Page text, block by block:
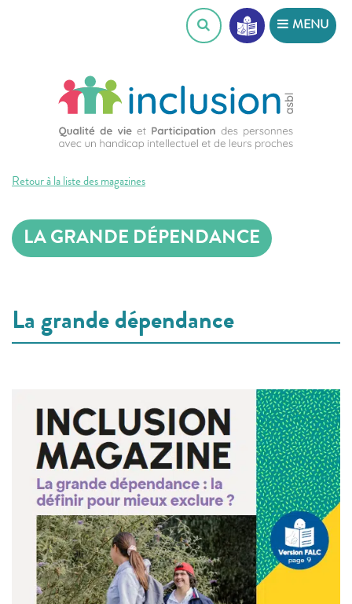
MENU
Retour à la liste des magazines
LA GRANDE DÉPENDANCE
La grande dépendance